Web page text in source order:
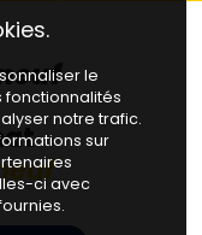
le
fonctionnalités
notre trafic.
sur
ci avec